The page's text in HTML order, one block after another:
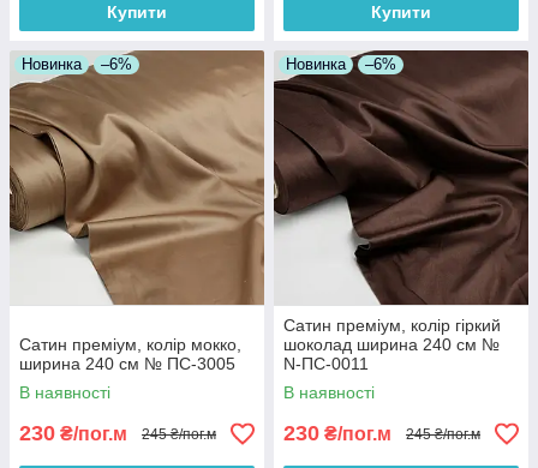
Купити Купити
Новинка –6%
Сатин преміум, колір мокко,
ширина 240 см № ПС-3005
В наявності
230 ₴/пог.м 245 ₴/пог.м
Новинка –6%
Сатин преміум, колір гіркий
шоколад ширина 240 см №
N-ПС-0011
В наявності
230 ₴/пог.м 245 ₴/пог.м